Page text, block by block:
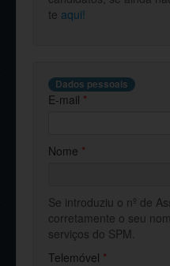
te aqui!
Dados pessoais
E-mail *
Nome *
Se introduziu o nº de
corretamente o seu
serviços do SPM.
Telemóvel *